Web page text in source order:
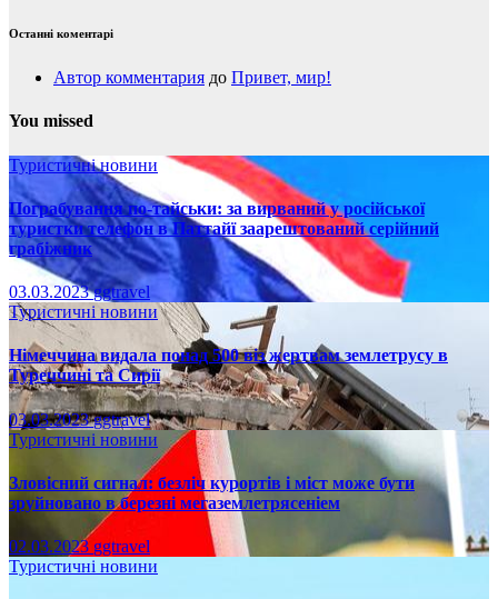
Останні коментарі
Автор комментария до Привет, мир!
You missed
Туристичні новини
Пограбування по-тайськи: за вирваний у російської
туристки телефон в Паттайї заарештований серійний
грабіжник
03.03.2023ggtravel
Туристичні новини
Німеччина видала понад 500 віз жертвам землетрусу в
Туреччині та Сирії
03.03.2023ggtravel
Туристичні новини
Зловісний сигнал: безліч курортів і міст може бути
зруйновано в березні мегаземлетрясеніем
02.03.2023 ggtravel
Туристичні новини